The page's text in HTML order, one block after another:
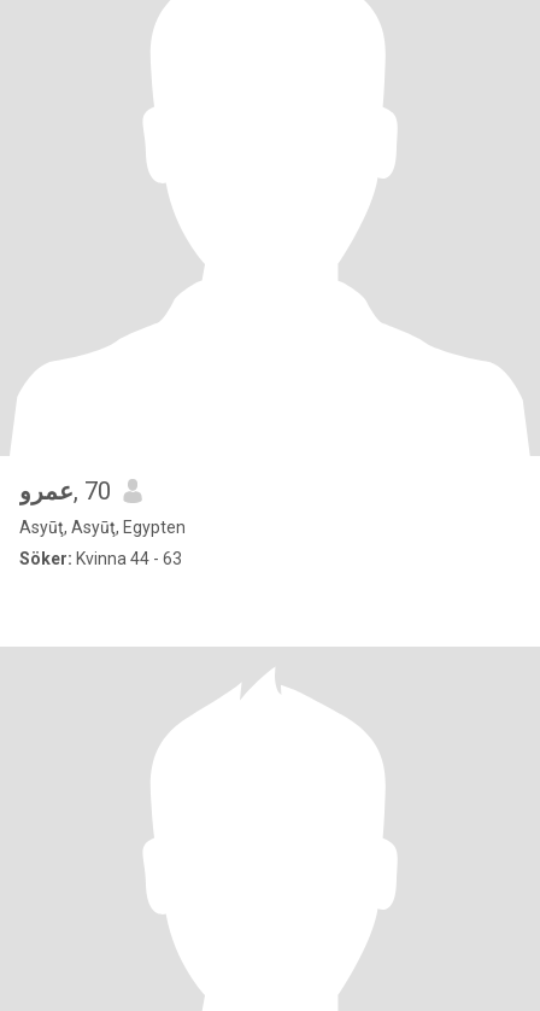
عمرو, 70
Asyūţ, Asyūţ, Egypten
Söker: Kvinna 44 - 63